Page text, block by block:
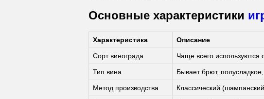
Основные характеристики
Характеристика Описание
Сорт винограда Чаще всего
Тип вина Бывает брют,
Метод производства Классический